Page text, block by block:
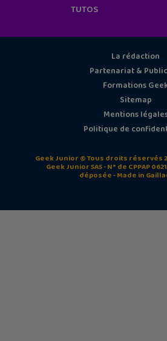
TUTOS
La rédaction
Partenariat &
Formations
Sitemap
Mentions
Politique de
Geek Junior © Tous droits réservés
Geek Junior SAS - N° de CPPAP
déposée - Made in